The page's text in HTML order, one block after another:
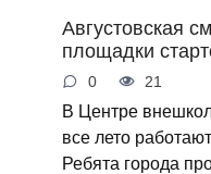
Августовская
площадки
0 21
В Центре
все лето
Ребята города